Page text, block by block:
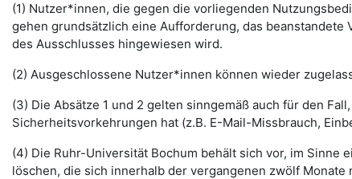
(1) Nutzer*innen, die gegen die vorliegenden
gehen grundsätzlich eine Aufforderung, das
des Ausschlusses hingewiesen wird.
(2) Ausgeschlossene Nutzer*innen können wieder
(3) Die Absätze 1 und 2 gelten sinngemäß auch für den
Sicherheitsvorkehrungen hat (z.B. E-Mail-Missbrauch,
(4) Die Ruhr-Universität Bochum behält sich vor, im
löschen, die sich innerhalb der vergangenen zwölf